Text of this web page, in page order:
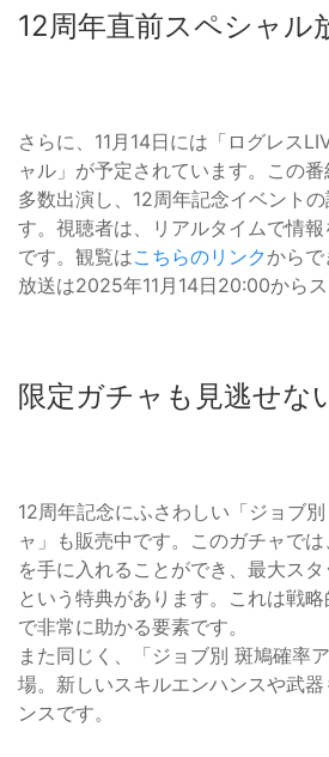
12周年直前スペシャル
さらに、11月14日には「ログレス
ャル」が予定されています。この
多数出演し、12周年記念イベント
す。視聴者は、リアルタイムで情
です。観覧はこちらのリンクからで
放送は2025年11月14日20:00からス
限定ガチャも見逃せな
12周年記念にふさわしい「ジョブ
ャ」も販売中です。このガチャでは
を手に入れることができ、最大ス
という特典があります。これは戦
で非常に助かる要素です。
また同じく、「ジョブ別 斑鳩確率
場。新しいスキルエンハンスや武
ンスです。